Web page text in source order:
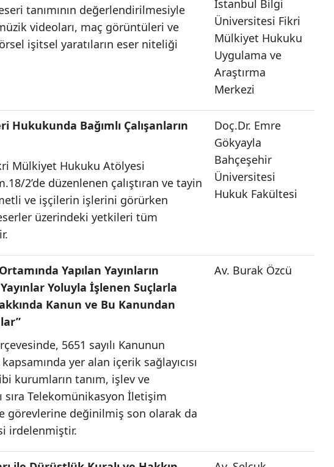
tanımının değerlendirilmesiyle
videoları, maç görüntüleri ve
işitsel yaratıların eser niteliği
İstanbul Bilgi
Üniversitesi Fikri
Mülkiyet Hukuku
Uygulama ve
Araştırma
Merkezi
Hukukunda Bağımlı Çalışanların
Mülkiyet Hukuku Atölyesi
2’de düzenlenen çalıştıran ve tayin
ve işçilerin işlerini görürken
üzerindeki yetkileri tüm
Doç.Dr. Emre
Gökyayla
Bahçeşehir
Üniversitesi
Hukuk Fakültesi
Yapılan Yayınların
Yoluyla İşlenen Suçlarla
Kanun ve Bu Kanundan
5651 sayılı Kanunun
yer alan içerik sağlayıcısı
kurumların tanım, işlev ve
sıra Telekomünikasyon İletişim
ve görevlerine değinilmiş son olarak da
irdelenmiştir.
Av. Burak Özcü